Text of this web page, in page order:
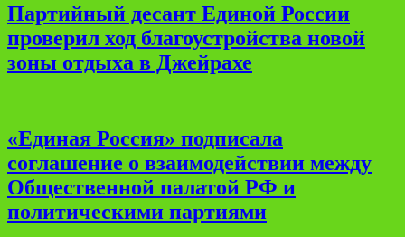
Партийный десант Единой России
проверил ход благоустройства новой
зоны отдыха в Джейрахе
«Единая Россия» подписала
соглашение о взаимодействии между
Общественной палатой РФ и
политическими партиями